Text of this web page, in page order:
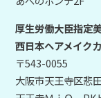
厚生労働大臣指定
西日本ヘアメイク
〒543-0055
大阪市天王寺区悲